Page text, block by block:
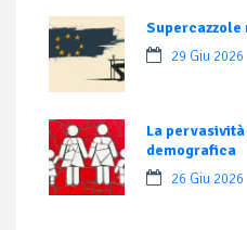
Supercazzole
29 Giu 2026
La
demografica
26 Giu 2026